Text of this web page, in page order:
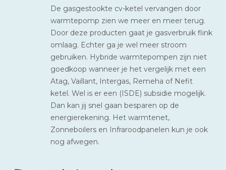
De gasgestookte cv-ketel vervangen door
warmtepomp zien we meer en meer terug.
Door deze producten gaat je gasverbruik flink
omlaag. Echter ga je wel meer stroom
gebruiken. Hybride warmtepompen zijn niet
goedkoop wanneer je het vergelijk met een
Atag, Vaillant, Intergas, Remeha of Nefit
ketel. Wel is er een (ISDE) subsidie mogelijk.
Dan kan jij snel gaan besparen op de
energierekening. Het warmtenet,
Zonneboilers en Infraroodpanelen kun je ook
nog afwegen.